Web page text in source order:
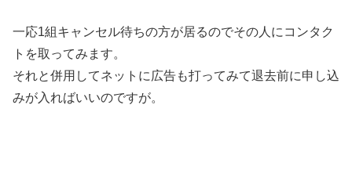
一応1組キャンセル待ちの方が居るのでその人にコンタク
トを取ってみます。
それと併用してネットに広告も打ってみて退去前に申し込
みが入ればいいのですが。